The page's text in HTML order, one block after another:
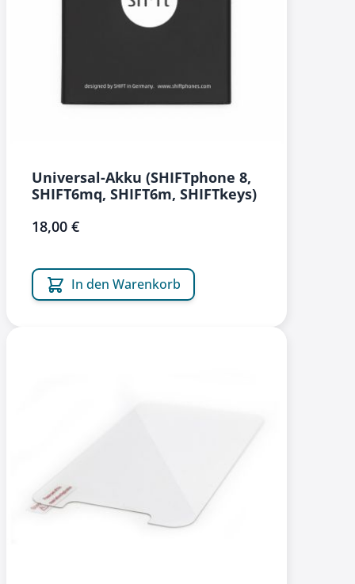
Universal-Akku (SHIFTphone 8,
SHIFT6mq, SHIFT6m, SHIFTkeys)
18,00 €
In den Warenkorb